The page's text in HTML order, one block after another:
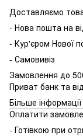
Доставляємо
- Нова пошта на
- Кур'єром Нової
- Самовивіз
Замовлення до
Приват банк та
Більше
Оплатити
- Готівкою при